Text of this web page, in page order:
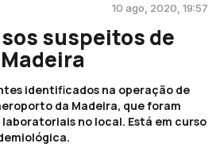
10 ago, 2020, 19:57
suspeitos de
identificados na operação de
da Madeira, que foram
no local. Está em curso